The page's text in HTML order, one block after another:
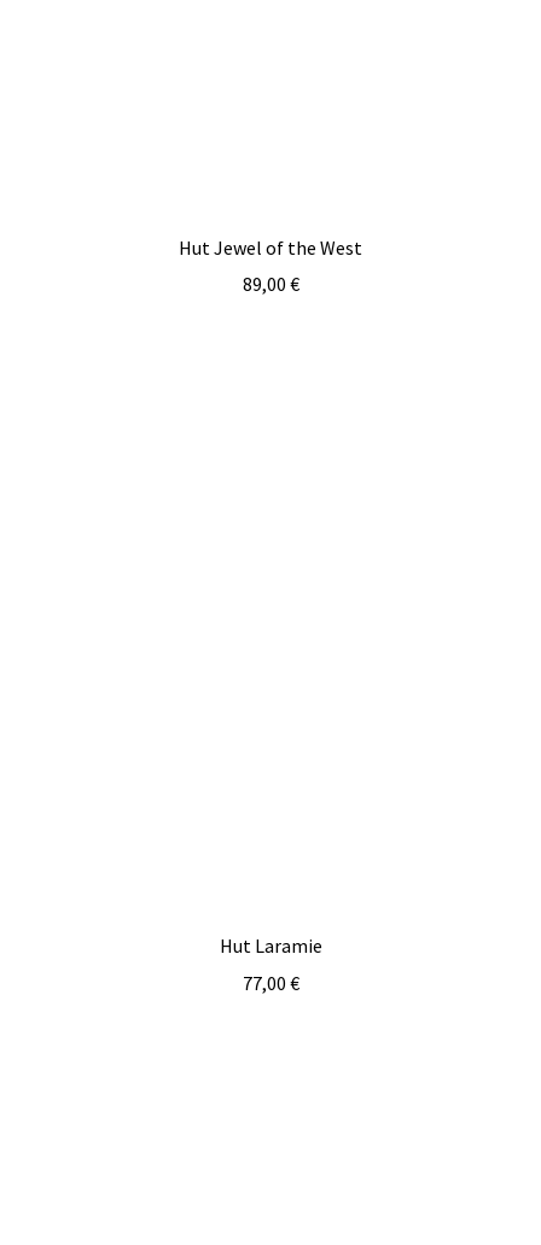
Hut Jewel of the West
89,00 €
Hut Laramie
77,00 €